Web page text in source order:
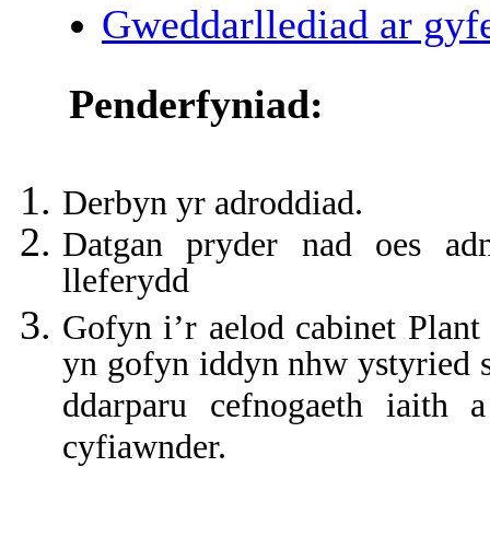
Gweddarllediad ar
Penderfyniad:
Derbyn yr adroddiad.
Datgan pryder nad oes
lleferydd
Gofyn i’r aelod cabinet
yn gofyn iddyn nhw ystyried
ddarparu cefnogaeth
cyfiawnder.